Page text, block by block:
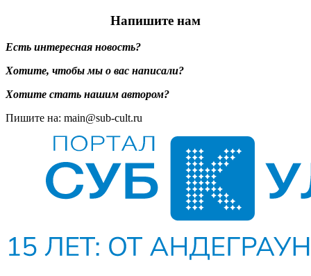
Напишите нам
Есть интересная новость?
Хотите, чтобы мы о вас написали?
Хотите стать нашим автором?
Пишите на: main@sub-cult.ru